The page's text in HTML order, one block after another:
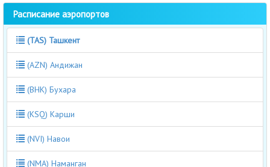
Расписание аэропортов
(TAS) Ташкент
(AZN) Андижан
(BHK) Бухара
(KSQ) Карши
(NVI) Навои
(NMA) Наманган